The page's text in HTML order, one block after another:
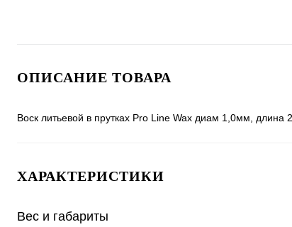
ОПИСАНИЕ ТОВАРА
Воск литьевой в прутках Pro Line Wax диам 1,0мм,
ХАРАКТЕРИСТИКИ
Вес и габариты